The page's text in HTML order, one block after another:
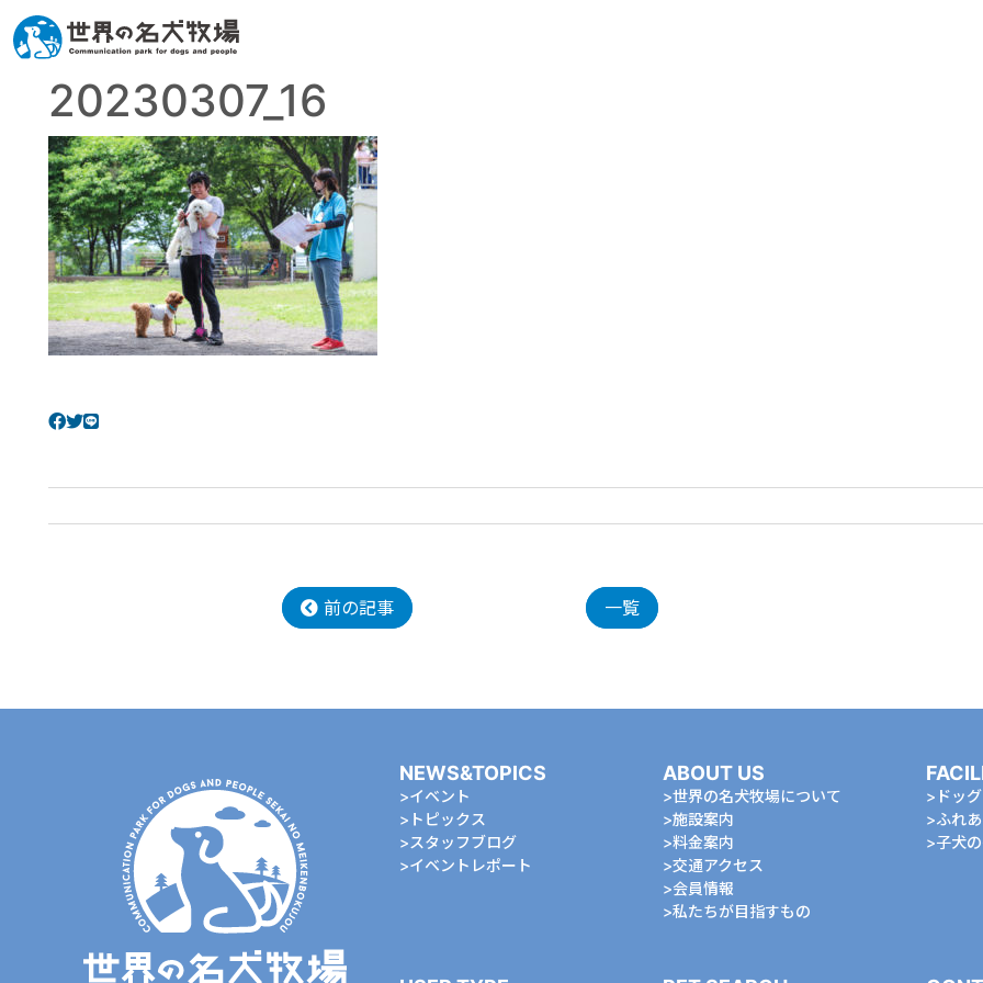
20230307_16
前の記事 一覧
NEWS&TOPICS
イベント
トピックス
スタッフブログ
イベントレポート
ABOUT US
世界の名犬牧場について
施設案内
料金案内
交通アクセス
会員情報
私たちが⽬指すもの
ドッ
ふれ
⼦⽝